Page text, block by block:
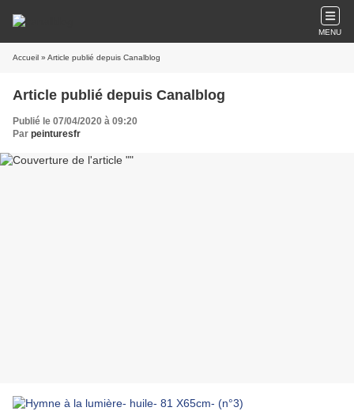
MENU
Accueil » Article publié depuis Canalblog
Article publié depuis Canalblog
Publié le 07/04/2020 à 09:20
Par peinturesfr